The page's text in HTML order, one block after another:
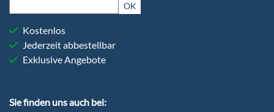
Sie finden uns auch bei:
OK
Kostenlos
Jederzeit abbestellbar
Exklusive Angebote